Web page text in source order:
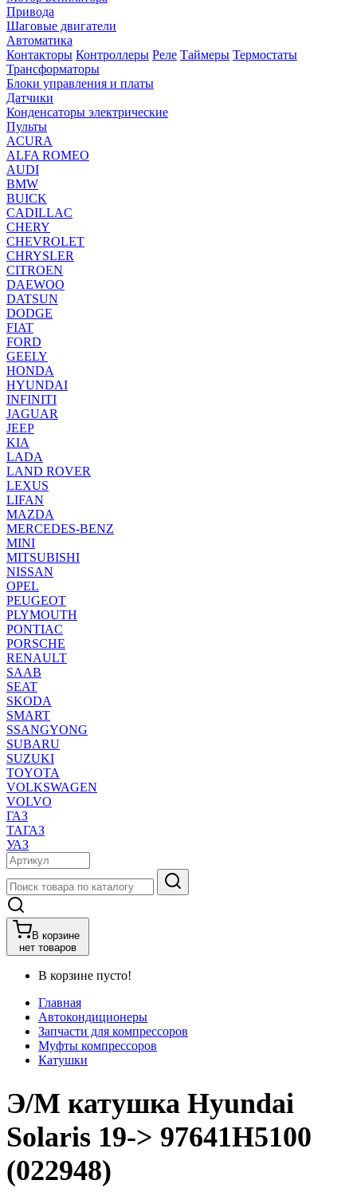
Привода
Шаговые двигатели
Автоматика
Контакторы Контроллеры Реле Таймеры Термостаты
Трансформаторы
Блоки управления и платы
Датчики
Конденсаторы электрические
Пульты
ACURA
ALFA ROMEO
AUDI
BMW
BUICK
CADILLAC
CHERY
CHEVROLET
CHRYSLER
CITROEN
DAEWOO
DATSUN
DODGE
FIAT
FORD
GEELY
HONDA
HYUNDAI
INFINITI
JAGUAR
JEEP
KIA
LADA
LAND ROVER
LEXUS
LIFAN
MAZDA
MERCEDES-BENZ
MINI
MITSUBISHI
NISSAN
OPEL
PEUGEOT
PLYMOUTH
PONTIAC
PORSCHE
RENAULT
SAAB
SEAT
SKODA
SMART
SSANGYONG
SUBARU
SUZUKI
TOYOTA
VOLKSWAGEN
VOLVO
ГАЗ
ТАГАЗ
УАЗ
В корзине
нет товаров
В корзине пусто!
Главная
Автокондиционеры
Запчасти для компрессоров
Муфты компрессоров
Катушки
Э/М катушка Hyundai
Solaris 19-> 97641H5100
(022948)